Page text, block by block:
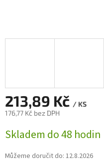
213,89 Kč / KS
176,77 Kč bez DPH
cena:
Skladem do 48 hodin
Můžeme doručit do: 12.8.2026